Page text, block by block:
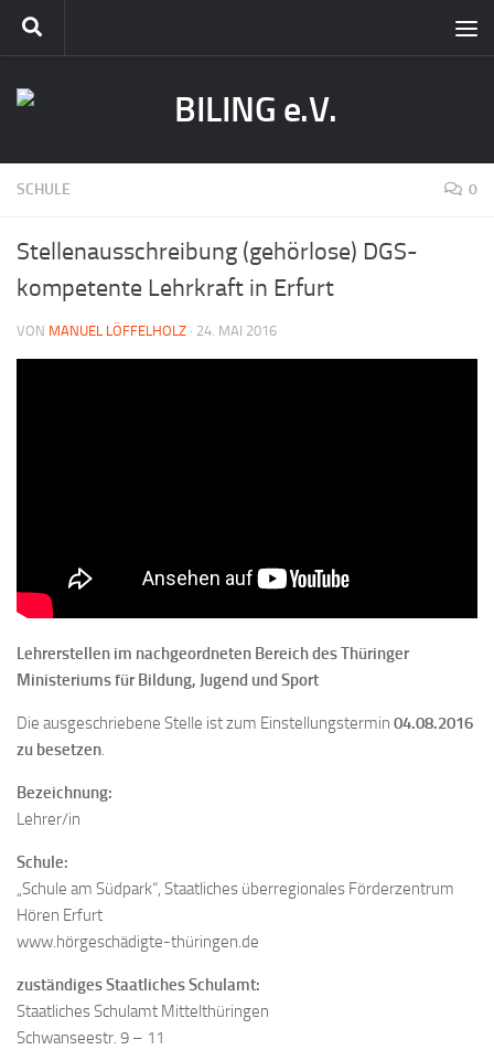
SCHULE 0
Stellenausschreibung (gehörlose) DGS-
kompetente Lehrkraft in Erfurt
VON MANUEL LÖFFELHOLZ · 24. MAI 2016
Lehrerstellen im nachgeordneten Bereich des Thüringer
Ministeriums für Bildung, Jugend und Sport
Die ausgeschriebene Stelle ist zum Einstellungstermin 04.08.2016
zu besetzen.
Bezeichnung:
Lehrer/in
Schule:
„Schule am Südpark“, Staatliches überregionales Förderzentrum
Hören Erfurt
www.hörgeschädigte-thüringen.de
zuständiges Staatliches Schulamt:
Staatliches Schulamt Mittelthüringen
Schwanseestr. 9 – 11